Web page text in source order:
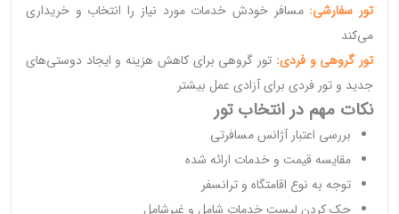
تور سفارشی: مسافر خودش خدمات مورد نیاز را انتخاب و خریداری
می‌کند
تور گروهی و فردی: تور گروهی برای کاهش هزینه و ایجاد دوستی‌های
جدید و تور فردی برای آزادی عمل بیشتر
نکات مهم در انتخاب تور
بررسی اعتبار آژانس مسافرتی
مقایسه قیمت و خدمات ارائه شده
توجه به نوع اقامتگاه و ترانسفر
چک کردن لیست خدمات شامل و غیرشامل